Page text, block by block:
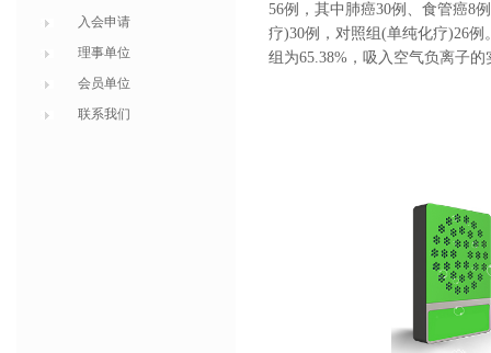
入会申请
理事单位
会员单位
联系我们
56例，其中肺癌30例、食管癌8
疗)30例，对照组(单纯化疗)26
组为65.38%，吸入空气负离子的